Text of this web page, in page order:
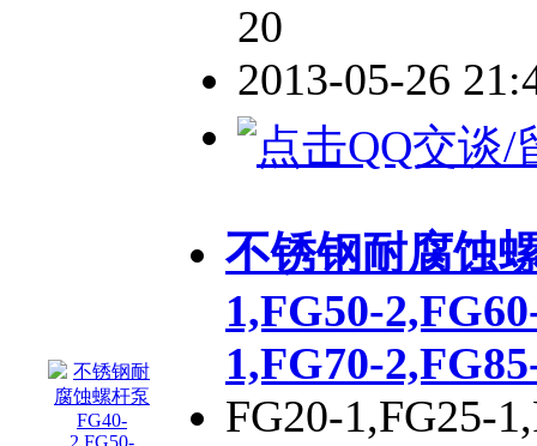
20
2013-05-26
不锈钢耐腐蚀
1,FG50-
1,FG70-
FG20-1,FG25-